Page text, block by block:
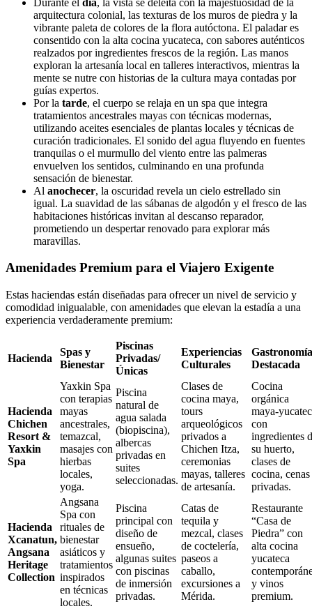
arquitectura colonial, las texturas de los muros de piedra y la
vibrante paleta de colores de la flora autóctona. El paladar es
consentido con la alta cocina yucateca, con sabores auténticos
realzados por ingredientes frescos de la región. Las manos
exploran la artesanía local en talleres interactivos, mientras la
mente se nutre con historias de la cultura maya contadas por
guías expertos.
Por la tarde, el cuerpo se relaja en un spa que integra
tratamientos ancestrales mayas con técnicas modernas,
utilizando aceites esenciales de plantas locales y técnicas de
curación tradicionales. El sonido del agua fluyendo en fuentes
tranquilas o el murmullo del viento entre las palmeras
envuelven los sentidos, culminando en una profunda
sensación de bienestar.
Al anochecer, la oscuridad revela un cielo estrellado sin
igual. La suavidad de las sábanas de algodón y el fresco de las
habitaciones históricas invitan al descanso reparador,
prometiendo un despertar renovado para explorar más
maravillas.
Amenidades Premium para el Viajero Exigente
Estas haciendas están diseñadas para ofrecer un nivel de servicio y
comodidad inigualable, con amenidades que elevan la estadía a una
experiencia verdaderamente premium:
Hacienda
Spas y
Bienestar
Piscinas
Privadas/
Únicas
Experiencias
Culturales
Gastronomía
Destacada
Hacienda
Chichen
Resort &
Yaxkin
Spa
Yaxkin Spa
con terapias
mayas
ancestrales,
temazcal,
masajes con
hierbas
locales,
yoga.
Piscina
natural de
agua salada
(biopiscina),
albercas
privadas en
suites
seleccionadas.
Clases de
cocina maya,
tours
arqueológicos
privados a
Chichen Itza,
ceremonias
mayas, talleres
de artesanía.
Cocina
orgánica
maya-
con
ingredientes
su huerto,
clases de
cocina, cenas
privadas.
Hacienda
Xcanatun,
Angsana
Heritage
Collection
Angsana
Spa con
rituales de
bienestar
asiáticos y
tratamientos
inspirados
en técnicas
locales.
Piscina
principal con
diseño de
ensueño,
algunas suites
con piscinas
de inmersión
privadas.
Catas de
tequila y
mezcal, clases
de coctelería,
paseos a
caballo,
excursiones a
Mérida.
Restaurante
“Casa de
Piedra” con
alta cocina
yucateca
y vinos
premium.